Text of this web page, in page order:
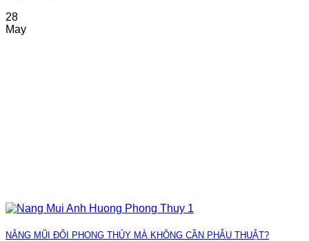
28
May
NÂNG MŨI ĐỔI PHONG THỦY MÀ KHÔNG CẦN PHẪU THUẬT?